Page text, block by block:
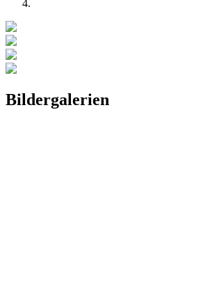
Bildergalerien